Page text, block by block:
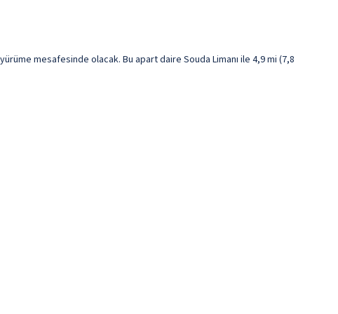
mesafesinde olacak. Bu apart daire Souda Limanı ile 4,9 mi (7,8